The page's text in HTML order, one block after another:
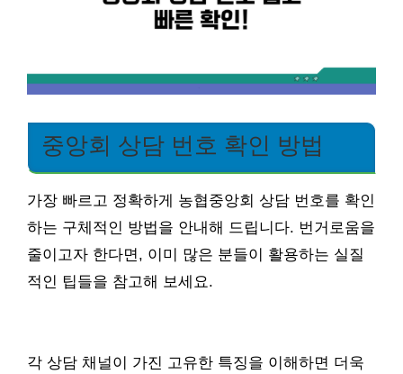
중앙회 상담 번호 확인 방법
가장 빠르고 정확하게 농협중앙회 상담 번호를 확인
하는 구체적인 방법을 안내해 드립니다. 번거로움을
줄이고자 한다면, 이미 많은 분들이 활용하는 실질
적인 팁들을 참고해 보세요.
각 상담 채널이 가진 고유한 특징을 이해하면 더욱